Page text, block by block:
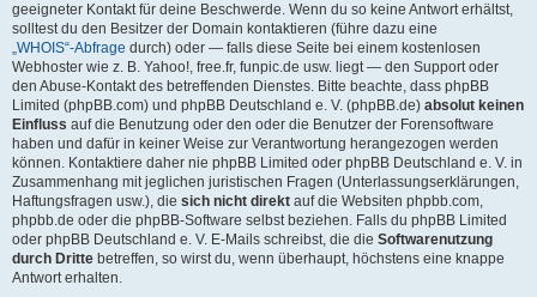
geeigneter Kontakt für deine Beschwerde. Wenn du so keine Antwort erhältst,
solltest du den Besitzer der Domain kontaktieren (führe dazu eine
„WHOIS“-Abfrage durch) oder — falls diese Seite bei einem kostenlosen
Webhoster wie z. B. Yahoo!, free.fr, funpic.de usw. liegt — den Support oder
den Abuse-Kontakt des betreffenden Dienstes. Bitte beachte, dass phpBB
Limited (phpBB.com) und phpBB Deutschland e. V. (phpBB.de) absolut keinen
Einfluss auf die Benutzung oder den oder die Benutzer der Forensoftware
haben und dafür in keiner Weise zur Verantwortung herangezogen werden
können. Kontaktiere daher nie phpBB Limited oder phpBB Deutschland e. V. in
Zusammenhang mit jeglichen juristischen Fragen (Unterlassungserklärungen,
Haftungsfragen usw.), die sich nicht direkt auf die Websiten phpbb.com,
phpbb.de oder die phpBB-Software selbst beziehen. Falls du phpBB Limited
oder phpBB Deutschland e. V. E-Mails schreibst, die die Softwarenutzung
durch Dritte betreffen, so wirst du, wenn überhaupt, höchstens eine knappe
Antwort erhalten.